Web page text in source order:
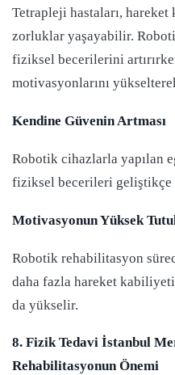
Tetrapleji hastaları, hareket
zorluklar yaşayabilir.
fiziksel becerilerini
motivasyonlarını
Kendine Güvenin Artması
Robotik cihazlarla yapılan
fiziksel becerileri geliştikçe
Motivasyonun Yüksek
Robotik rehabilitasyon
daha fazla hareket
da yükselir.
8. Fizik Tedavi İstanbul
Rehabilitasyonun Önemi